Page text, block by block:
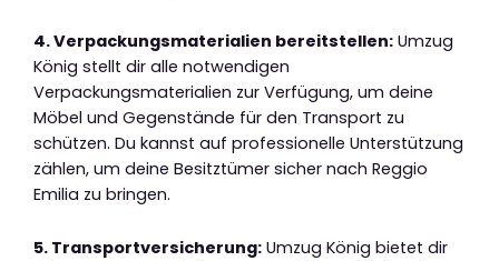
4. Verpackungsmaterialien bereitstellen: Umzug
König stellt dir alle notwendigen
Verpackungsmaterialien zur Verfügung, um deine
Möbel und Gegenstände für den Transport zu
schützen. Du kannst auf professionelle Unterstützung
zählen, um deine Besitztümer sicher nach Reggio
Emilia zu bringen.
5. Transportversicherung: Umzug König bietet dir